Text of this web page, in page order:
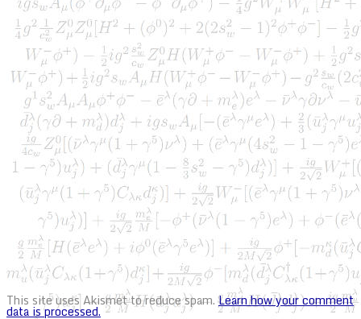
This site uses Akismet to reduce spam.Learn how your comment
data is processed.